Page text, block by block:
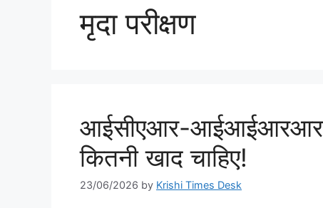
मृदा परीक्षण
आईसीएआर-आईआईआरआर
कितनी खाद चाहिए!
23/06/2026 by Krishi Times Desk